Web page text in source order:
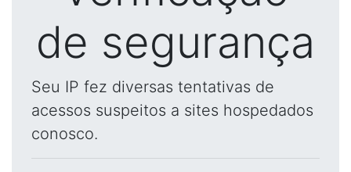
de segurança
Seu IP fez diversas tentativas de
acessos suspeitos a sites hospedados
conosco.